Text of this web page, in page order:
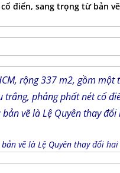
điển, sang trọng từ bản
rộng 337 m2, gồm
trắng, phảng phất nét cố
vẽ là Lệ Quyên thay đổi